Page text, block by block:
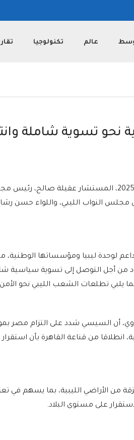
عالم تكنولوجيا
نحو تسوية شاملة
استقبل الرئيس المصري عبد الفتاح السيسي، السبت 5 يوليو 2025، المستشار
النواب الليبي، واللواء حسن
لوحدة ليبيا ومؤسساتها الوطنية،
من أجل التوصل إلى تسوية سياسية
يلبي تطلعات الشعب الليبي نحو الأمن
أن السيسي شدد على التزام مصر
انطلاقا من قناعة القاهرة بأن
من الأراضي الليبية، بما يسهم في
على مستوى البلاد.